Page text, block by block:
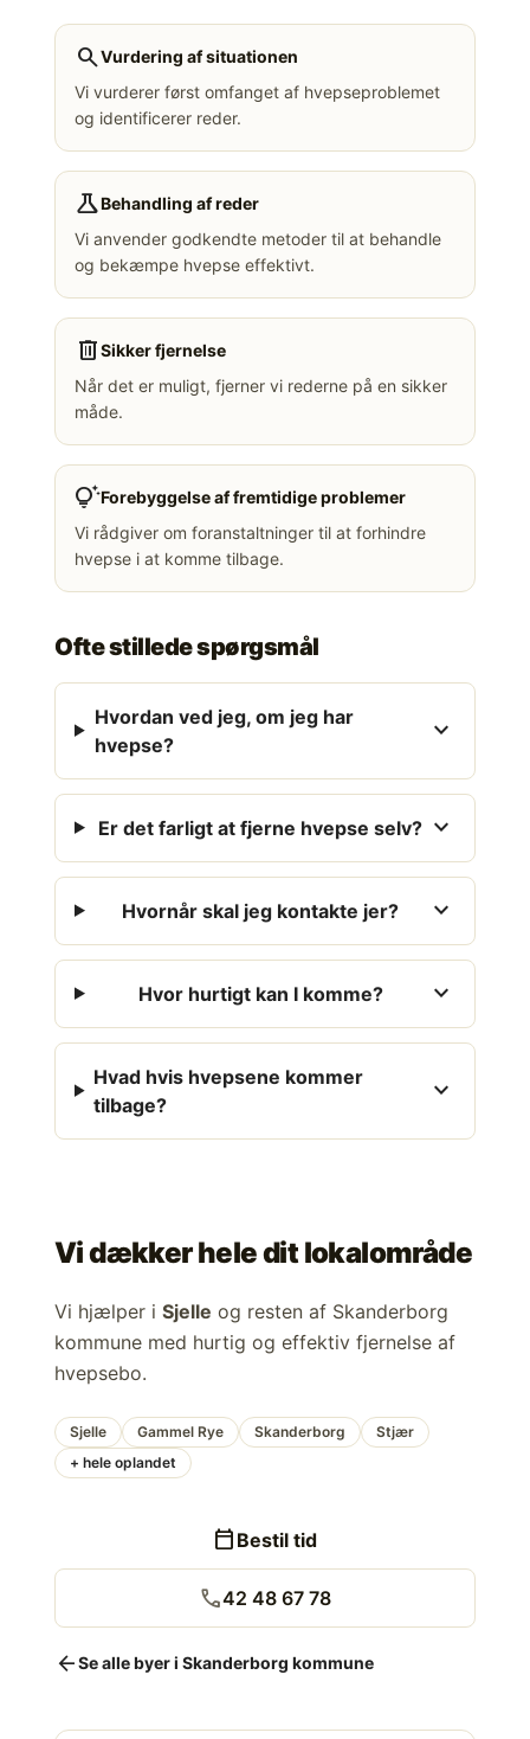
searchVurdering af situationen
Vi vurderer først omfanget af hvepseproblemet
og identificerer reder.
scienceBehandling af reder
Vi anvender godkendte metoder til at behandle
og bekæmpe hvepse effektivt.
deleteSikker fjernelse
Når det er muligt, fjerner vi rederne på en sikker
måde.
tips_and_updatesForebyggelse af fremtidige problemer
Vi rådgiver om foranstaltninger til at forhindre
hvepse i at komme tilbage.
Ofte stillede spørgsmål
Hvordan ved jeg, om jeg har
hvepse?
expand_more
Er det farligt at fjerne hvepse selv? expand_more
Hvornår skal jeg kontakte jer? expand_more
Hvor hurtigt kan I komme? expand_more
Hvad hvis hvepsene kommer
tilbage?
expand_more
Vi dækker hele dit lokalområde
Vi hjælper i Sjelle og resten af Skanderborg
kommune med hurtig og effektiv fjernelse af
hvepsebo.
Sjelle Gammel Rye Skanderborg
Stjær
+ hele oplandet
calendar_today Bestil tid
call42 48 67 78
arrow_backSe alle byer i Skanderborg kommune